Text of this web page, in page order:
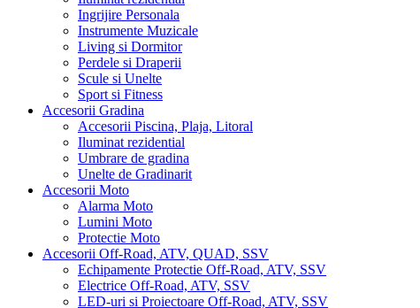
Ingrijire Personala
Instrumente Muzicale
Living si Dormitor
Perdele si Draperii
Scule si Unelte
Sport si Fitness
Accesorii Gradina
Accesorii Piscina, Plaja, Litoral
Iluminat rezidential
Umbrare de gradina
Unelte de Gradinarit
Accesorii Moto
Alarma Moto
Lumini Moto
Protectie Moto
Accesorii Off-Road, ATV, QUAD, SSV
Echipamente Protectie Off-Road, ATV, SSV
Electrice Off-Road, ATV, SSV
LED-uri si Proiectoare Off-Road, ATV, SSV